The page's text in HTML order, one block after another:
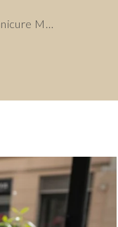
Step by Step Manicure Milano: Guida Completa Professionale